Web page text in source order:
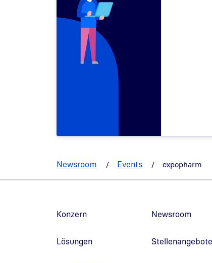
Newsroom Events expopharm
Konzern
Lösungen
Newsroom
Stellenangebote